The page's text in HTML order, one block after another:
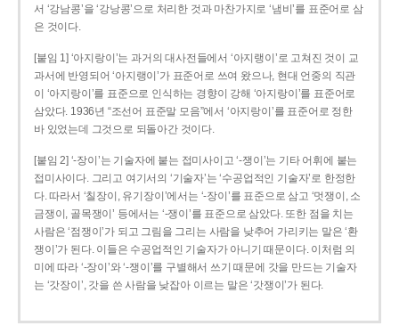
서 ‘강남콩’을 ‘강낭콩’으로 처리한 것과 마찬가지로 ‘냄비’를 표준어로 삼
은 것이다.
[붙임 1] ‘아지랑이’는 과거의 대사전들에서 ‘아지랭이’로 고쳐진 것이 교
과서에 반영되어 ‘아지랭이’가 표준어로 쓰여 왔으나, 현대 언중의 직관
이 ‘아지랑이’를 표준으로 인식하는 경향이 강해 ‘아지랑이’를 표준어로
삼았다. 1936년 “조선어 표준말 모음”에서 ‘아지랑이’를 표준어로 정한
바 있었는데 그것으로 되돌아간 것이다.
[붙임 2] ‘-장이’는 기술자에 붙는 접미사이고 ‘-쟁이’는 기타 어휘에 붙는
접미사이다. 그리고 여기서의 ‘기술자’는 ‘수공업적인 기술자’로 한정한
다. 따라서 ‘칠장이, 유기장이’에서는 ‘-장이’를 표준으로 삼고 ‘멋쟁이, 소
금쟁이, 골목쟁이’ 등에서는 ‘-쟁이’를 표준으로 삼았다. 또한 점을 치는
사람은 ‘점쟁이’가 되고 그림을 그리는 사람을 낮추어 가리키는 말은 ‘환
쟁이’가 된다. 이들은 수공업적인 기술자가 아니기 때문이다. 이처럼 의
미에 따라 ‘-장이’와 ‘-쟁이’를 구별해서 쓰기 때문에 갓을 만드는 기술자
는 ‘갓장이’, 갓을 쓴 사람을 낮잡아 이르는 말은 ‘갓쟁이’가 된다.